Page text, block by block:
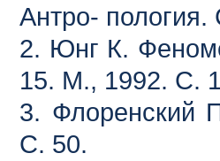
Антро-
2. Юнг К.
15. М., 1992. С.
3. Флоренский
С. 50.